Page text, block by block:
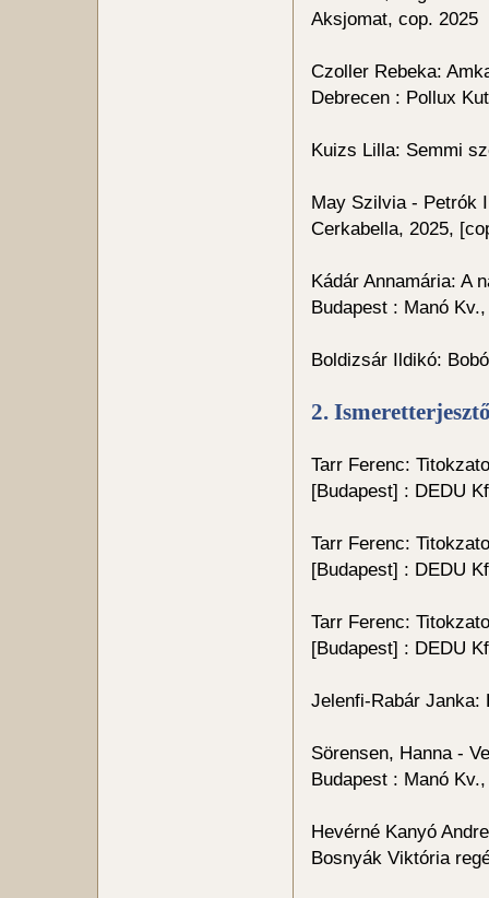
Aksjomat, cop. 2025
Czoller Rebeka:
Debrecen : Pollux
Kuizs Lilla: Semmi
May Szilvia - Petrók
Cerkabella, 2025,
Kádár Annamária: A
Budapest : Manó
Boldizsár Ildikó:
2.
Tarr Ferenc:
[Budapest] : DEDU
Tarr Ferenc:
[Budapest] : DEDU
Tarr Ferenc:
[Budapest] : DEDU
Jelenfi-Rabár Janka:
Sörensen, Hanna -
Budapest : Manó
Hevérné Kanyó
Bosnyák Viktória